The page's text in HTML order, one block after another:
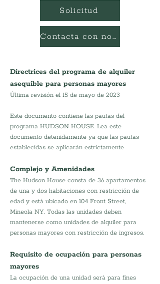
Solicitud
Contacta con nosotros
Directrices del programa de alquiler
asequible para personas mayores
Última revisión el 15 de mayo de 2023
Este documento contiene las pautas del
programa HUDSON HOUSE. Lea este
documento detenidamente ya que las pautas
establecidas se aplicarán estrictamente.
Complejo y Amenidades
The Hudson House consta de 36 apartamentos
de una y dos habitaciones con restricción de
edad y está ubicado en 104 Front Street,
Mineola NY. Todas las unidades deben
mantenerse como unidades de alquiler para
personas mayores con restricción de ingresos.
Requisito de ocupación para personas
mayores
La ocupación de una unidad será para fines